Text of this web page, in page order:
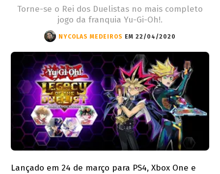
Torne-se o Rei dos Duelistas no mais completo
jogo da franquia Yu-Gi-Oh!.
NYCOLAS MEDEIROS EM 22/04/2020
Lançado em 24 de março para PS4, Xbox One e